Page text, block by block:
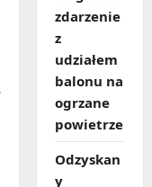
zdarzenie
z
udziałem
balonu na
ogrzane
powietrze
Odzyskan
y